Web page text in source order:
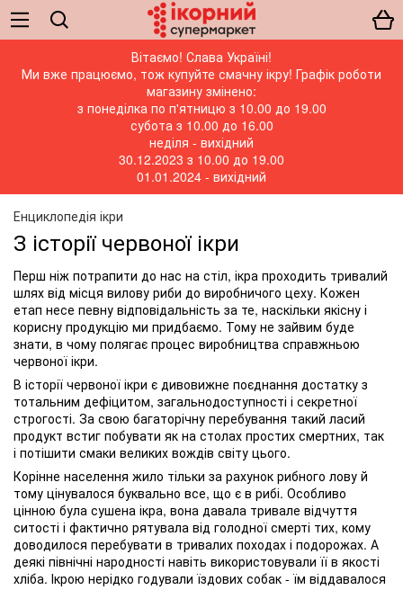
Вітаємо! Слава Україні!
Ми вже працюємо, тож купуйте смачну ікру! Графік роботи
магазину змінено:
з понеділка по п'ятницю з 10.00 до 19.00
субота з 10.00 до 16.00
неділя - вихідний
30.12.2023 з 10.00 до 19.00
01.01.2024 - вихідний
Енциклопедія ікри
З історії червоної ікри
Перш ніж потрапити до нас на стіл, ікра проходить тривалий
шлях від місця вилову риби до виробничого цеху. Кожен
етап несе певну відповідальність за те, наскільки якісну і
корисну продукцію ми придбаємо. Тому не зайвим буде
знати, в чому полягає процес виробництва справжньою
червоної ікри.
В історії червоної ікри є дивовижне поєднання достатку з
тотальним дефіцитом, загальнодоступності і секретної
строгості. За свою багаторічну перебування такий ласий
продукт встиг побувати як на столах простих смертних, так
і потішити смаки великих вождів світу цього.
Корінне населення жило тільки за рахунок рибного лову й
тому цінувалося буквально все, що є в рибі. Особливо
цінною була сушена ікра, вона давала тривале відчуття
ситості і фактично рятувала від голодної смерті тих, кому
доводилося перебувати в тривалих походах і подорожах. А
деякі північні народності навіть використовували її в якості
хліба. Ікрою нерідко годували їздових собак - їм віддавалося